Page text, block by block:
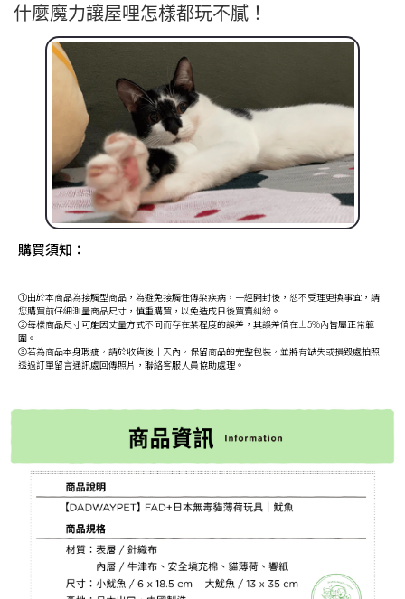
什麼魔力讓屋哩怎樣都玩不膩！
購買須知：
①由於本商品為接觸型商品，為避免接觸性傳染疾病，一經開封後，恕不受理更換事宜，請
您購買前仔細測量商品尺寸，慎重購買，以免造成日後買賣糾紛。
②每樣商品尺寸可能因丈量方式不同而存在某程度的誤差，其誤差值在±5%內皆屬正常範
圍。
③若為商品本身瑕疵，請於收貨後十天內，保留商品的完整包裝，並將有缺失或損毀處拍照
透過訂單留言通訊處回傳照片，聯絡客服人員協助處理。